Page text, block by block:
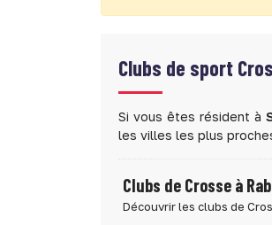
Clubs de sport
Si vous êtes résident à
les villes les plus
Clubs de Crosse à
Découvrir les clubs de